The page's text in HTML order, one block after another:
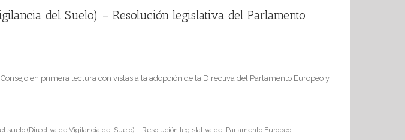
del Suelo) – Resolución legislativa del Parlamento
en primera lectura con vistas a la adopción de la Directiva del Parlamento Europeo y
(Directiva de Vigilancia del Suelo) – Resolución legislativa del Parlamento Europeo.